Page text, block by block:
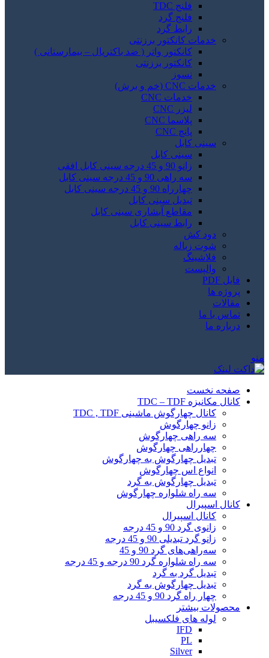
فلنج TDC
فلنج گرد
رابط گرد
خدمات کانکتور برزنتی
کانکتور واتر ( ضد باکتریال – بیمارستانی )
کانکتور برزنتی
نسوز
خدمات CNC (خم و برش)
خدمات CNC
لیزر CNC
پلاسما CNC
پانچ CNC
سینی کابل
سینی کابل
زانو 90 و 45 درجه سینی کابل افقی
سه راهی 90 و 45 درجه سینی کابل
چهارراه 90 و 45 درجه سینی کابل
تبدیل سینی کابل
مقاطع آبشاری سینی کابل
رابط سینی کابل
دود کش
شوت زباله
فلاشینگ
والپست
فایل PDF
پروژه ها
مقالات
تماس با ما
درباره ما
منو
صفحه نخست
کانال مکانیزه TDC – TDF
کانال چهارگوش ماشینی TDC , TDF
زانو چهارگوش
سه راهی چهارگوش
چهارراهی چهارگوش
تبدیل چهارگوش به چهارگوش
انواع اس چهارگوش
تبدیل چهارگوش به گرد
سه راه شلواره چهارگوش
کانال اسپیرال
کانال اسپیرال
زانوی گرد 90 و 45 درجه
زانو گرد تبدیلی 90 و 45 درجه
سه‌راهی‌های گرد 90 و 45
سه راه شلواره گرد 90 درجه و 45 درجه
تبدیل گرد به گرد
تبدیل چهارگوش به گرد
چهار راه گرد 90 و 45 درجه
محصولات بیشتر
لوله های فلکسیبل
IFD
PL
Silver